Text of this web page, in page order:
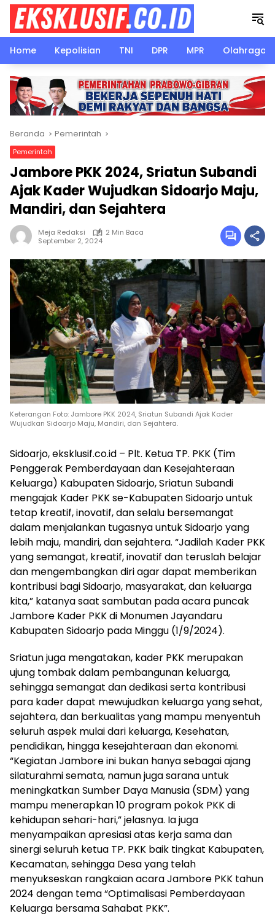
Langsung
konten
Home
Kepolisian TNI DPR MPR Olahraga
Beranda Pemerintah
Pemerintah
Jambore PKK 2024, Sriatun Subandi
Ajak Kader Wujudkan Sidoarjo Maju,
Mandiri, dan Sejahtera
Meja Redaksi
2 Min Baca
September 2, 2024
Keterangan Foto: Jambore PKK 2024, Sriatun Subandi Ajak Kader
Wujudkan Sidoarjo Maju, Mandiri, dan Sejahtera.
Sidoarjo, eksklusif.co.id – Plt. Ketua TP. PKK (Tim
Penggerak Pemberdayaan dan Kesejahteraan
Keluarga) Kabupaten Sidoarjo, Sriatun Subandi
mengajak Kader PKK se-Kabupaten Sidoarjo untuk
tetap kreatif, inovatif, dan selalu bersemangat
dalam menjalankan tugasnya untuk Sidoarjo yang
lebih maju, mandiri, dan sejahtera. “Jadilah Kader PKK
yang semangat, kreatif, inovatif dan teruslah belajar
dan mengembangkan diri agar dapat memberikan
kontribusi bagi Sidoarjo, masyarakat, dan keluarga
kita,” katanya saat sambutan pada acara puncak
Jambore Kader PKK di Monumen Jayandaru
Kabupaten Sidoarjo pada Minggu (1/9/2024).
Sriatun juga mengatakan, kader PKK merupakan
ujung tombak dalam pembangunan keluarga,
sehingga semangat dan dedikasi serta kontribusi
para kader dapat mewujudkan keluarga yang sehat,
sejahtera, dan berkualitas yang mampu menyentuh
seluruh aspek mulai dari keluarga, Kesehatan,
pendidikan, hingga kesejahteraan dan ekonomi.
“Kegiatan Jambore ini bukan hanya sebagai ajang
silaturahmi semata, namun juga sarana untuk
meningkatkan Sumber Daya Manusia (SDM) yang
mampu menerapkan 10 program pokok PKK di
kehidupan sehari-hari,” jelasnya. Ia juga
menyampaikan apresiasi atas kerja sama dan
sinergi seluruh ketua TP. PKK baik tingkat Kabupaten,
Kecamatan, sehingga Desa yang telah
menyukseskan rangkaian acara Jambore PKK tahun
2024 dengan tema “Optimalisasi Pemberdayaan
Keluarga bersama Sahabat PKK”.